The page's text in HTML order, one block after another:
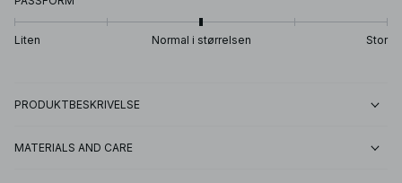
Liten Normal i størrelsen Stor
PRODUKTBESKRIVELSE
MATERIALS AND CARE